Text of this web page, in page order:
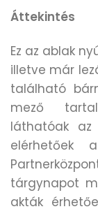
Áttekintés
Ez az ablak
illetve már
található
mező
láthatóak az
elérhetőek
tárgynapot
akták